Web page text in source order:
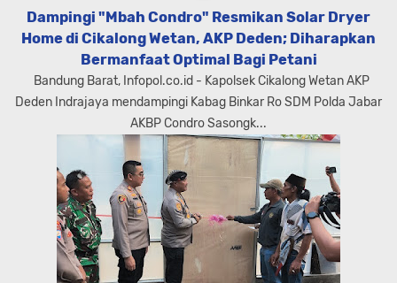
Dampingi "Mbah Condro" Resmikan Solar Dryer
Home di Cikalong Wetan, AKP Deden; Diharapkan
Bermanfaat Optimal Bagi Petani
Bandung Barat, Infopol.co.id - Kapolsek Cikalong Wetan AKP
Deden Indrajaya mendampingi Kabag Binkar Ro SDM Polda Jabar
AKBP Condro Sasongk...